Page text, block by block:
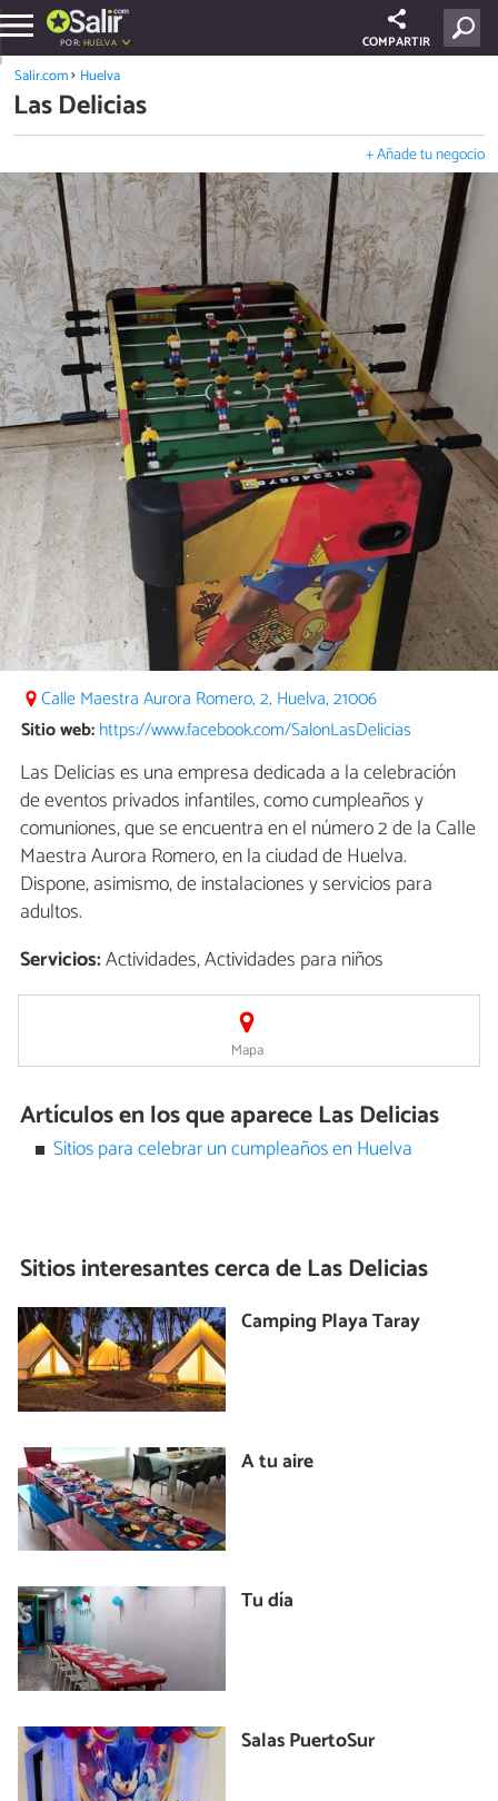
POR: HUELVA COMPARTIR
Salir.com Huelva
Las Delicias
+ Añade tu negocio
Calle Maestra Aurora Romero, 2, Huelva, 21006
Sitio web:https://www.facebook.com/SalonLasDelicias
Las Delicias es una empresa dedicada a la celebración
de eventos privados infantiles, como cumpleaños y
comuniones, que se encuentra en el número 2 de la Calle
Maestra Aurora Romero, en la ciudad de Huelva.
Dispone, asimismo, de instalaciones y servicios para
adultos.
Servicios:Actividades, Actividades para niños
Mapa
Artículos en los que aparece Las Delicias
Sitios para celebrar un cumpleaños en Huelva
Sitios interesantes cerca deLas Delicias
Camping Playa Taray
A tu aire
Tu día
Salas PuertoSur